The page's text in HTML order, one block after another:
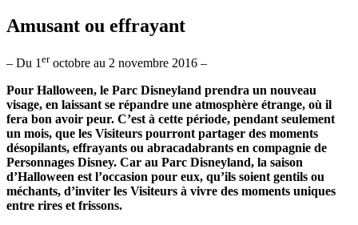
Amusant ou effrayant
– Du 1 eroctobre au 2 novembre 2016 –
Pour Halloween, le Parc Disneyland prendra un nouveau
visage, en laissant se répandre une atmosphère étrange, où il
fera bon avoir peur. C’est à cette période, pendant seulement
un mois, que les Visiteurs pourront partager des moments
désopilants, effrayants ou abracadabrants en compagnie de
Personnages Disney. Car au Parc Disneyland, la saison
d’Halloween est l’occasion pour eux, qu’ils soient gentils ou
méchants, d’inviter les Visiteurs à vivre des moments uniques
entre rires et frissons.